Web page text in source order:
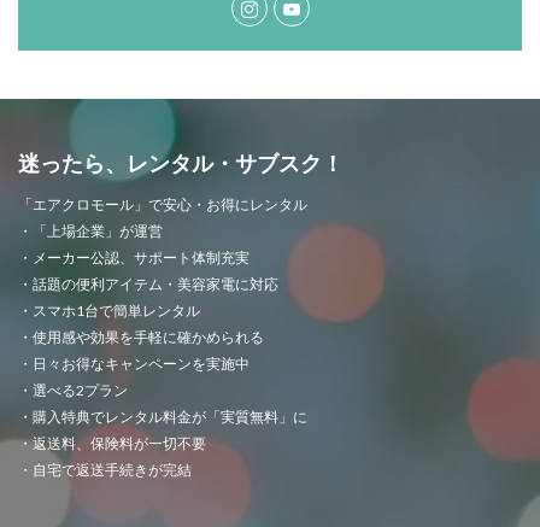
迷ったら、レンタル・サブスク！
「エアクロモール」で安心・お得にレンタル
・「上場企業」が運営
・メーカー公認、サポート体制充実
・話題の便利アイテム・美容家電に対応
・スマホ1台で簡単レンタル
・使用感や効果を手軽に確かめられる
・日々お得なキャンペーンを実施中
・選べる2プラン
・購入特典でレンタル料金が「実質無料」に
・返送料、保険料が一切不要
・自宅で返送手続きが完結